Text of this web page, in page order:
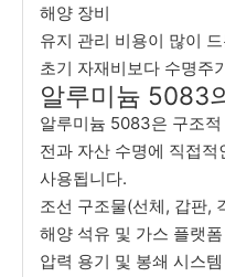
해양 장비
유지 관리 비용이 많이
초기 자재비보다 수명주
알루미늄 5083
알루미늄 5083은 구조
전과 자산 수명에 직접
사용됩니다.
조선 구조물(선체, 갑판,
해양 석유 및 가스 플랫폼
압력 용기 및 봉쇄 시스템